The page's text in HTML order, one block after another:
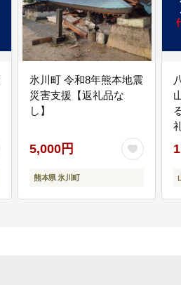
氷川町 令和8年熊本地震
災害支援【返礼品な
し】
5,000円
熊本県 氷川町